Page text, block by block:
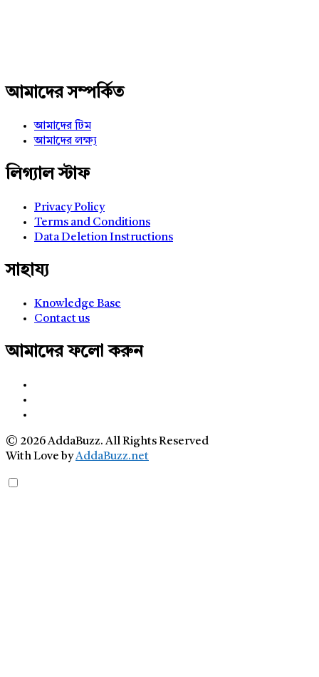
আমাদের সম্পর্কিত
আমাদের টিম
আমাদের লক্ষ্য
লিগ্যাল স্টাফ
Privacy Policy
Terms and Conditions
Data Deletion Instructions
সাহায্য
Knowledge Base
Contact us
আমাদের ফলো করুন
© 2026 AddaBuzz. All Rights Reserved
With Love byAddaBuzz.net